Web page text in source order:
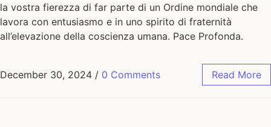
la vostra fierezza di far parte di un Ordine mondiale che
lavora con entusiasmo e in uno spirito di fraternità
all’elevazione della coscienza umana. Pace Profonda.
December 30, 2024 / 0 Comments Read More